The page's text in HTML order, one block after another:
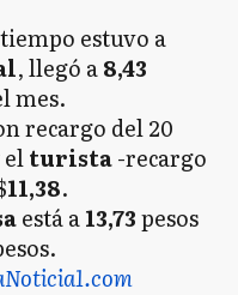
estuvo a
, llegó a8,43
mes.
recargo del 20
elturista-recargo
11,38.
está a13,73pesos